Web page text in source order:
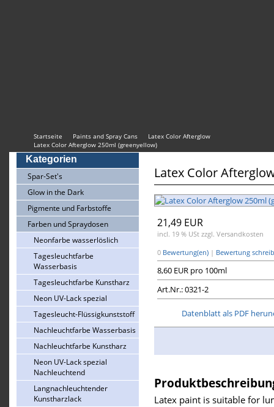
Startseite Paints and Spray Cans
Latex Color Afterglow
Latex Color Afterglow 250ml (greenyellow)
Kategorien
Spar-Set's
Glow in the Dark
Pigmente und Farbstoffe
Farben und Spraydosen
Neonfarbe wasserlöslich
Tagesleuchtfarbe
Wasserbasis
Tagesleuchtfarbe Kunstharz
Neon UV-Lack spezial
Tagesleucht-Flüssigkunststoff
Nachleuchtfarbe Wasserbasis
Nachleuchtfarbe Kunstharz
Neon UV-Lack spezial
Nachleuchtend
Langnachleuchtender
Kunstharzlack
Latex Color
21,49 EUR
incl. 19 % USt zzgl. Versandkosten
0 Bewertung(en) | Bewertung
8,60 EUR pro 100ml
Art.Nr.: 0321-2
Datenblatt als PDF
Latex paint is suitable for